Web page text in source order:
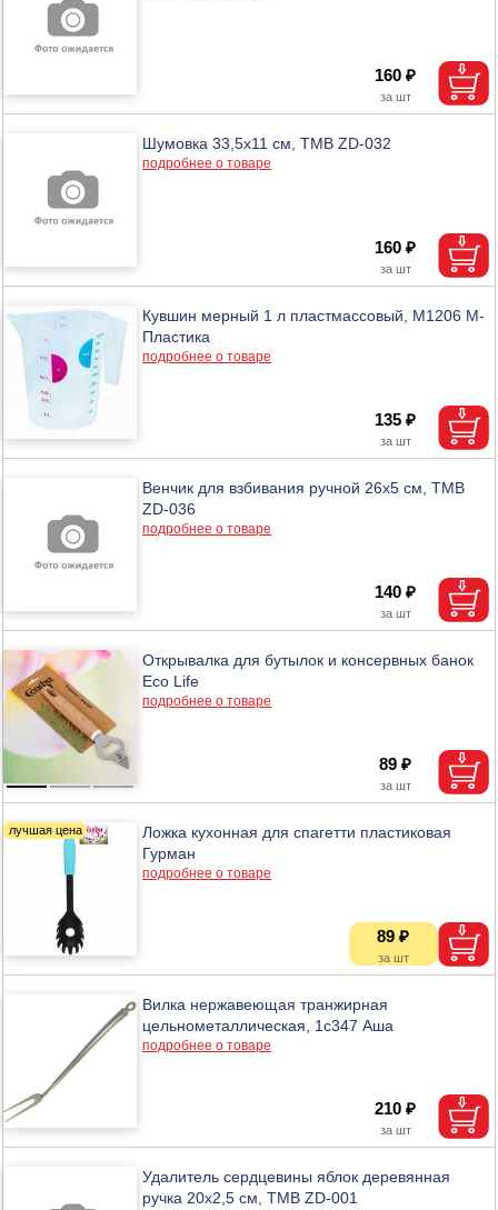
160 ₽
Шумовка 33,5х11 см, ТМВ ZD-032
подробнее о товаре
160 ₽
Кувшин мерный 1 л пластмассовый, М1206 М-
Пластика
подробнее о товаре
135 ₽
Венчик для взбивания ручной 26х5 см, ТМВ
ZD-036
подробнее о товаре
140 ₽
Открывалка для бутылок и консервных банок
Eco Life
подробнее о товаре
89 ₽
Ложка кухонная для спагетти пластиковая
Гурман
подробнее о товаре
89 ₽
Вилка нержавеющая транжирная
цельнометаллическая, 1с347 Аша
подробнее о товаре
210 ₽
Удалитель сердцевины яблок деревянная
ручка 20х2,5 см, ТМВ ZD-001